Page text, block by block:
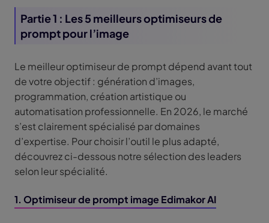
Partie 1 : Les 5 meilleurs optimiseurs de
prompt pour l’image
Le meilleur optimiseur de prompt dépend avant tout
de votre objectif : génération d’images,
programmation, création artistique ou
automatisation professionnelle. En 2026, le marché
s’est clairement spécialisé par domaines
d’expertise. Pour choisir l’outil le plus adapté,
découvrez ci-dessous notre sélection des leaders
selon leur spécialité.
1. Optimiseur de prompt image Edimakor AI